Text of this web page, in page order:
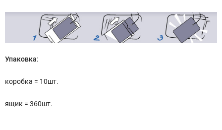
Упаковка:
коробка = 10шт.
ящик = 360шт.